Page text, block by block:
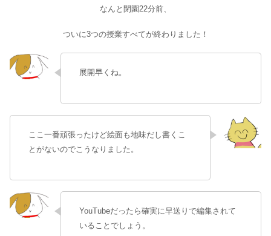
なんと閉園22分前、
ついに3つの授業すべてが終わりました！
展開早くね。
ここ一番頑張ったけど絵面も地味だし書くこ
とがないのでこうなりました。
YouTubeだったら確実に早送りで編集されて
いることでしょう。